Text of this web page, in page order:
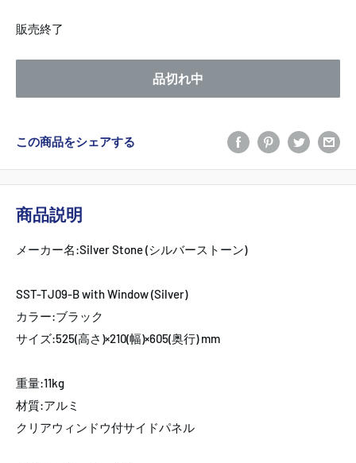
販売終了
品切れ中
この商品をシェアする
商品説明
メーカー名:Silver Stone (シルバーストーン)
SST-TJ09-B with Window (Silver)
カラー:ブラック
サイズ:525(高さ)×210(幅)×605(奥行) mm
重量:11kg
材質:アルミ
クリアウィンドウ付サイドパネル